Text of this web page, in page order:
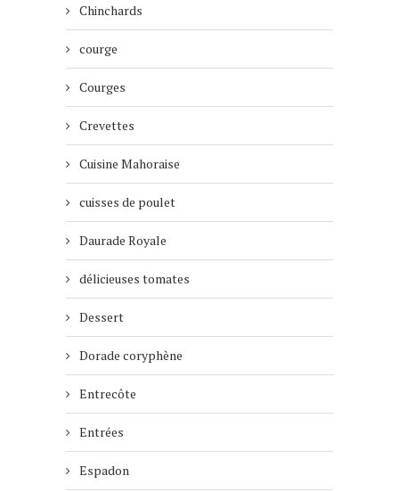
Chinchards
courge
Courges
Crevettes
Cuisine Mahoraise
cuisses de poulet
Daurade Royale
délicieuses tomates
Dessert
Dorade coryphène
Entrecôte
Entrées
Espadon